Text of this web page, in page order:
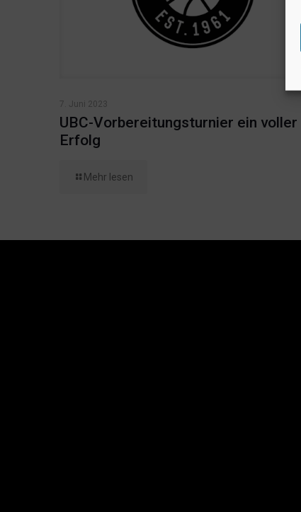
7. Juni 2023
UBC-Vorbereitungsturnier ein voller
Erfolg
Mehr lesen